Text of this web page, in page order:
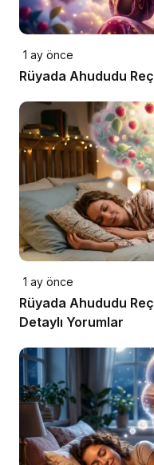
1 ay önce
Rüyada Ahududu
1 ay önce
Rüyada Ahududu
Detaylı Yorumlar